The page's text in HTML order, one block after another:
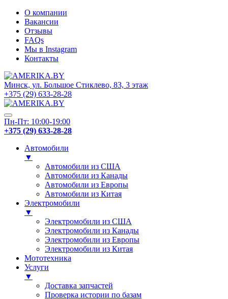
О компании
Вакансии
Отзывы
FAQs
Мы в Instagram
Контакты
Минск, ул. Большое Стиклево, 83, 3 этаж
+375 (29) 633-28-28
Пн-Пт: 10:00-19:00
+375 (29) 633-28-28
Автомобили
▼
Автомобили из США
Автомобили из Канады
Автомобили из Европы
Автомобили из Китая
Электромобили
▼
Электромобили из США
Электромобили из Канады
Электромобили из Европы
Электромобили из Китая
Мототехника
Услуги
▼
Доставка запчастей
Проверка истории по базам